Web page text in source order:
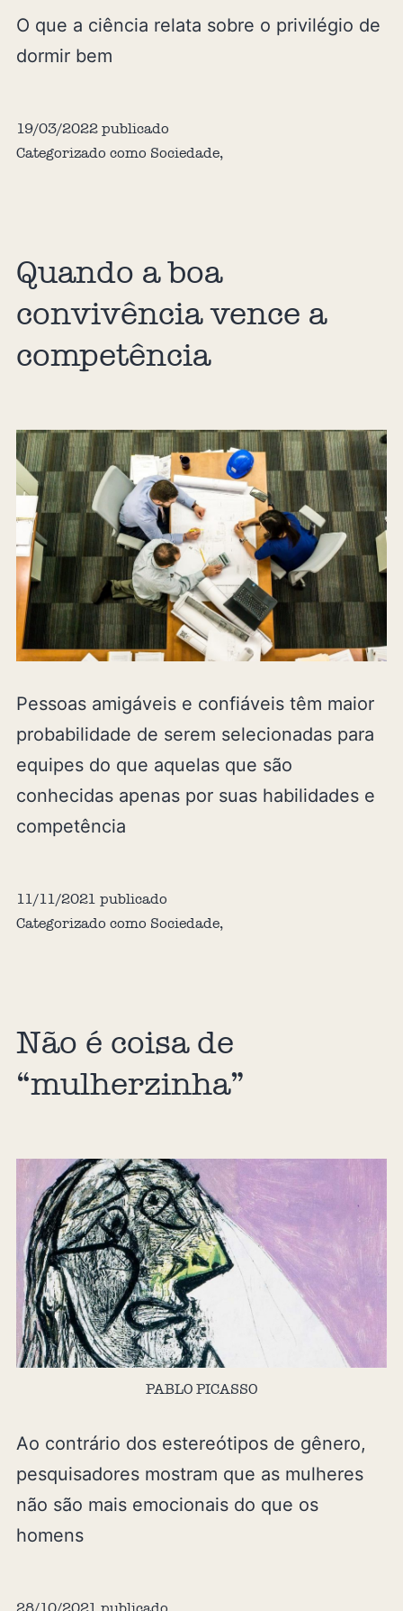
O que a ciência relata sobre o privilégio de
dormir bem
19/03/2022publicado
Categorizado como Sociedade,
Quando a boa
convivência vence a
competência
Pessoas amigáveis ​​e confiáveis ​​têm maior
probabilidade de serem selecionadas para
equipes do que aquelas que são
conhecidas apenas por suas habilidades e
competência
11/11/2021 publicado
Categorizado como Sociedade,
Não é coisa de
“mulherzinha”
PABLO PICASSO
Ao contrário dos estereótipos de gênero,
pesquisadores mostram que as mulheres
não são mais emocionais do que os
homens